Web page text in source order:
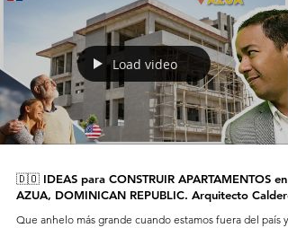
Load video
🇩🇴 IDEAS para CONSTRUIR APARTAMENTOS en
AZUA, DOMINICAN REPUBLIC. Arquitecto
Que anhelo más grande cuando estamos fuera del país y